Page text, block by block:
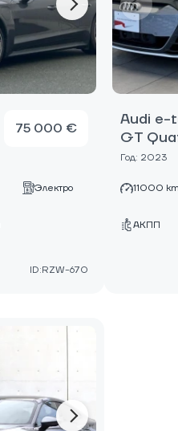
75 000 €
Электро
ID:RZW-670
Audi e-
GT
Год: 2023
11000 km
АКПП